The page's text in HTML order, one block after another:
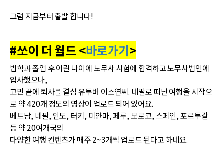
그럼 지금부터 출발 합니다!
#쏘이 더 월드 <바로가기>
법학과 졸업 후 어린 나이에 노무사 시험에 합격하고 노무사법인에
입사했으나,
고민 끝에 퇴사를 결심 유투버 이소연씨. 네팔로 떠난 여행을 시작으
로 약 420개 정도의 영상이 업로드 되어 있어요.
베트남, 네팔, 인도, 터키, 미얀마, 페루, 모로코, 스페인, 포르투갈
등 약 20여개국의
다양한 여행 컨텐츠가 매주 2~3개씩 업로드 된다고 하네요.